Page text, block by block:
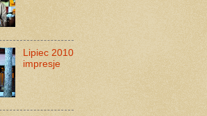
Lipiec 2010
impresje